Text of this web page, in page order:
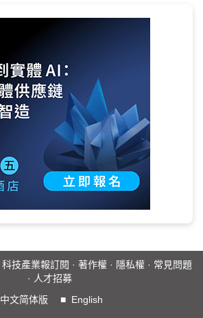
科技產業報訂閱 · 著作權· 隱私權· 常見問題
· 人才招募
中文简体版 ■ English